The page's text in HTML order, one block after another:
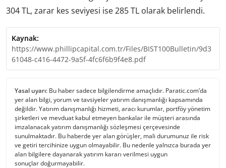
304 TL, zarar kes seviyesi ise 285 TL olarak belirlendi.
Kaynak:
https://www.phillipcapital.com.tr/Files/BIST100Bulletin/9d3
61048-c416-4472-9a5f-4fc6f6b9f4e8.pdf
Yasal uyarı: Bu haber sadece bilgilendirme amaçlıdır. Paratic.com’da
yer alan bilgi, yorum ve tavsiyeler yatırım danışmanlığı kapsamında
değildir. Yatırım danışmanlığı hizmeti, aracı kurumlar, portföy yönetim
şirketleri ve mevduat kabul etmeyen bankalar ile müşteri arasında
imzalanacak yatırım danışmanlığı sözleşmesi çerçevesinde
sunulmaktadır. Bu haberde yer alan görüşler, mali durumunuz ile risk
ve getiri tercihinize uygun olmayabilir. Bu nedenle yalnızca burada yer
alan bilgilere dayanarak yatırım kararı verilmesi uygun
sonuçlar doğurmayabilir.